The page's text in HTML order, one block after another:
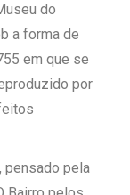
do
a forma de
em que se
por
pensado pela